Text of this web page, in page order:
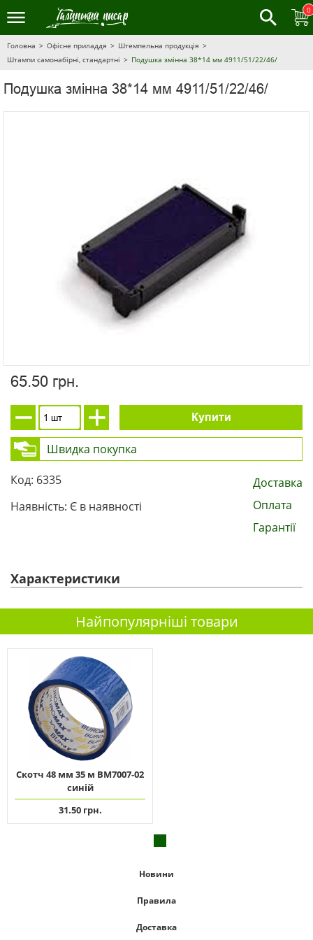
0
Головна Офісне приладдя
Штемпельна продукція
Штампи самонабірні, стандартні
Подушка змінна 38*14 мм 4911/51/22/46/
Подушка змінна 38*14 мм 4911/51/22/46/
65.50 грн.
Купити
Швидка покупка
Код: 6335
Наявність: Є в наявності
Доставка
Оплата
Гарантії
Характеристики
Найпопулярніші товари
Скотч 48 мм 35 м ВМ7007-02
синій
31.50 грн.
Новини
Правила
Доставка